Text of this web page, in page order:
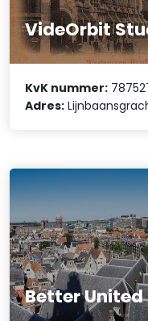
VideOrbit
KvK nummer:
Adres:
Better United